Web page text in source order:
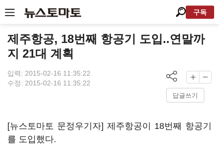
구독
제주항공, 18번째 항공기 도입..연말까
지 21대 계획
입력: 2015-02-16 11:35:22
수정: 2015-02-16 11:35:22
답글쓰기
[뉴스토마토 문정우기자] 제주항공이 18번째 항공기
를 도입했다.